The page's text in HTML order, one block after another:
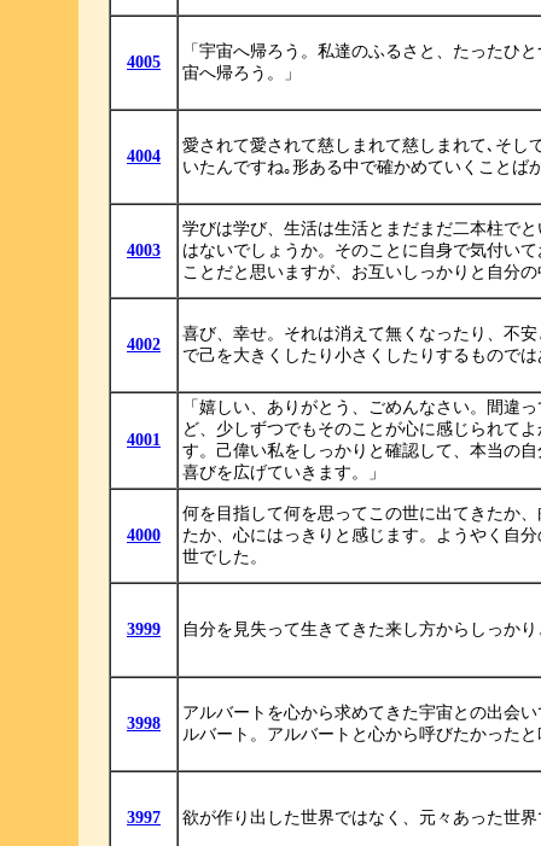
4005
「宇宙へ帰ろう。私達のふるさと、たったひ
宙へ帰ろう。」
4004
愛されて愛されて慈しまれて慈しまれて､そし
いたんですね｡形ある中で確かめていくことば
4003
学びは学び、生活は生活とまだまだ二本柱で
はないでしょうか。そのことに自身で気付い
ことだと思いますが、お互いしっかりと自分
4002
喜び、幸せ。それは消えて無くなったり、不
で己を大きくしたり小さくしたりするもので
4001
「嬉しい、ありがとう、ごめんなさい。間違
ど、少しずつでもそのことが心に感じられて
す。己偉い私をしっかりと確認して、本当の
喜びを広げていきます。」
4000
何を目指して何を思ってこの世に出てきたか
たか、心にはっきりと感じます。ようやく自
世でした。
3999 自分を見失って生きてきた来し方からしっか
3998
アルバートを心から求めてきた宇宙との出会
ルバート。アルバートと心から呼びたかった
3997 欲が作り出した世界ではなく、元々あった世